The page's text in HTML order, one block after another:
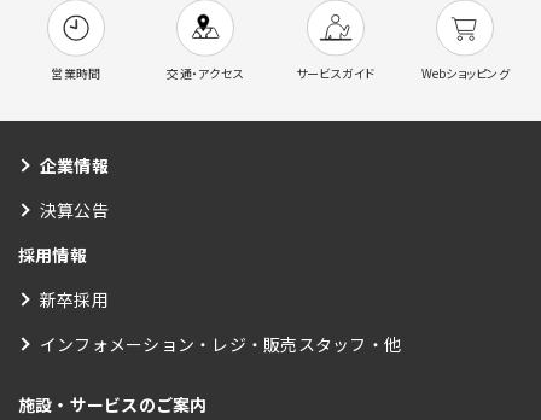
営業時間 交通・アクセス サービスガイド Webショッピング
企業情報
決算公告
採用情報
新卒採用
インフォメーション・レジ・販売スタッフ・他
施設・サービスのご案内